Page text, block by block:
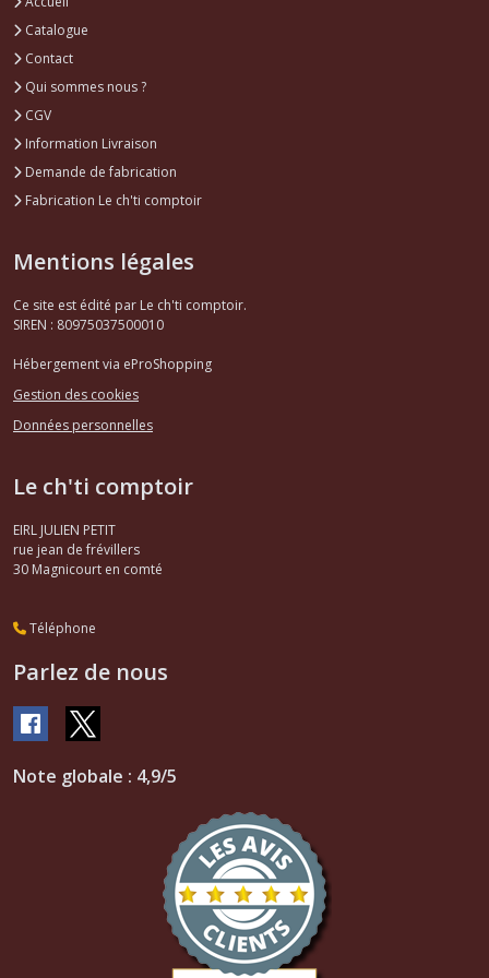
Catalogue
Contact
Qui sommes nous ?
CGV
Information Livraison
Demande de fabrication
Fabrication Le ch'ti comptoir
Mentions légales
Ce site est édité par Le ch'ti comptoir.
SIREN : 80975037500010
Hébergement via eProShopping
Gestion des cookies
Données personnelles
Le ch'ti comptoir
EIRL JULIEN PETIT
rue jean de frévillers
30 Magnicourt en comté
Téléphone
Parlez de nous
Note globale : 4,9/5